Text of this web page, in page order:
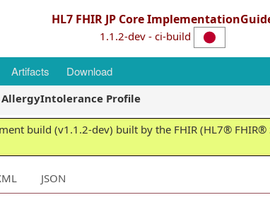
HL7 FHIR JP Core
1.1.2-dev - ci-build
Artifacts Download
AllergyIntolerance Profile
build (v1.1.2-dev) built by the FHIR (HL7® FHIR®
JSON